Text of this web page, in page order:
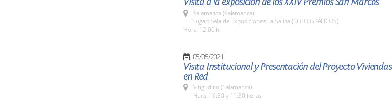
Salamanca (Salamanca)
Lugar: Sala de Exposiciones La Salina (SOLO GRÁFICOS)
Hora: 12:00 h.
05/05/2021
Visita Institucional y Presentación del Proyecto Viviendas
en Red
Vitigudino (Salamanca)
Hora: 10:30 y 11:30 horas